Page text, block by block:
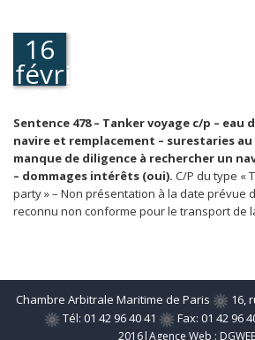
16
février
1983
Sentence 478 – Tanker voyage c/p – eau
navire et remplacement – surestaries
manque de diligence à rechercher un
– dommages intérêts (oui). C/P du type «
party » – Non présentation à la date prévue
reconnu non conforme pour le transport de
Chambre Arbitrale Maritime de Paris
16,
Tél: 01 42 96 40 41
Fax: 01 42 96
2016|Agence Web :